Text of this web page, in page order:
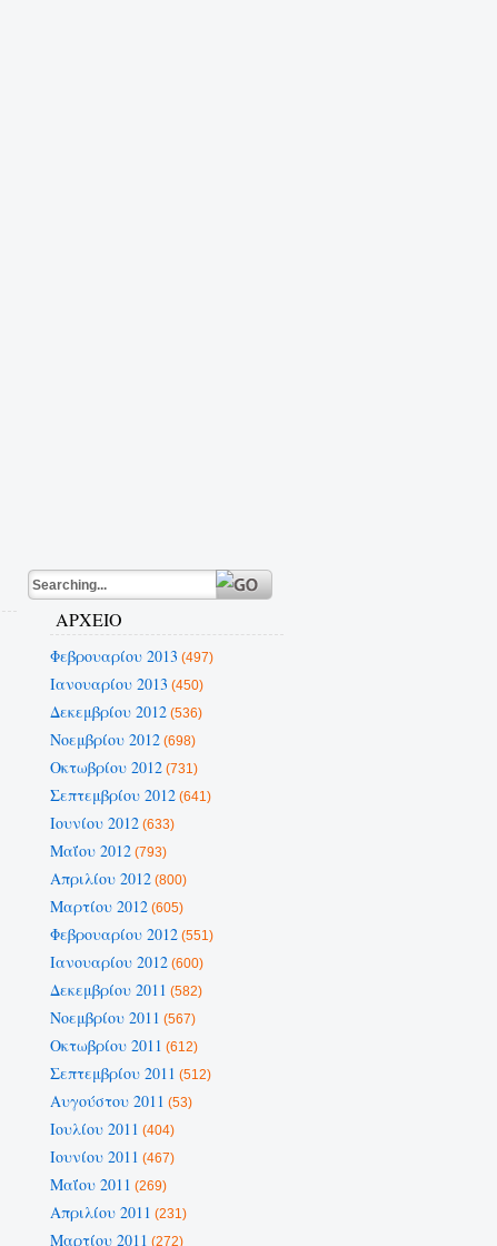
ΑΡΧΕΙΟ
Φεβρουαρίου 2013 (497)
Ιανουαρίου 2013 (450)
Δεκεμβρίου 2012(536)
Νοεμβρίου 2012(698)
Οκτωβρίου 2012(731)
Σεπτεμβρίου 2012(641)
Ιουνίου 2012(633)
Μαΐου 2012(793)
Απριλίου 2012(800)
Μαρτίου 2012(605)
Φεβρουαρίου 2012(551)
Ιανουαρίου 2012(600)
Δεκεμβρίου 2011 (582)
Νοεμβρίου 2011 (567)
Οκτωβρίου 2011 (612)
Σεπτεμβρίου 2011 (512)
Αυγούστου 2011 (53)
Ιουλίου 2011 (404)
Ιουνίου 2011 (467)
Μαΐου 2011 (269)
Απριλίου 2011 (231)
Μαρτίου 2011 (272)